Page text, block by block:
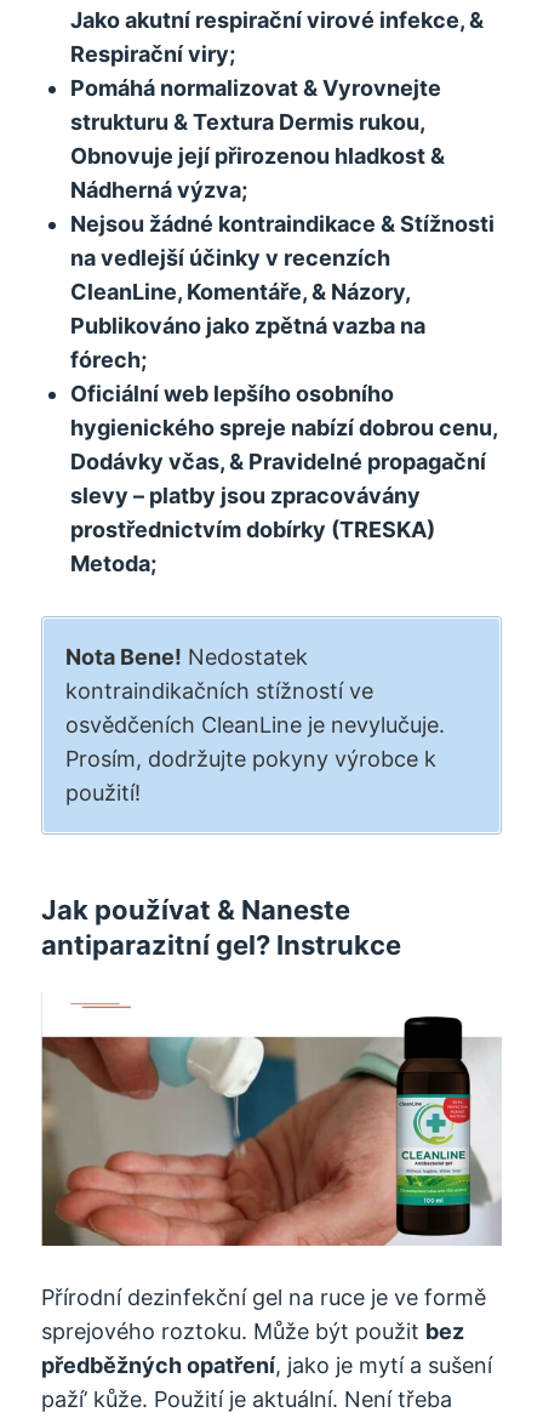
Jako akutní respirační virové infekce, &
Respirační viry;
Pomáhá normalizovat & Vyrovnejte
strukturu & Textura Dermis rukou,
Obnovuje její přirozenou hladkost &
Nádherná výzva;
Nejsou žádné kontraindikace & Stížnosti
na vedlejší účinky v recenzích
CleanLine, Komentáře, & Názory,
Publikováno jako zpětná vazba na
fórech;
Oficiální web lepšího osobního
hygienického spreje nabízí dobrou cenu,
Dodávky včas, & Pravidelné propagační
slevy – platby jsou zpracovávány
prostřednictvím dobírky (TRESKA)
Metoda;
Nota Bene! Nedostatek
kontraindikačních stížností ve
osvědčeních CleanLine je nevylučuje.
Prosím, dodržujte pokyny výrobce k
použití!
Jak používat & Naneste
antiparazitní gel? Instrukce
Přírodní dezinfekční gel na ruce je ve formě
sprejového roztoku. Může být použit bez
předběžných opatření, jako je mytí a sušení
paží’ kůže. Použití je aktuální. Není třeba